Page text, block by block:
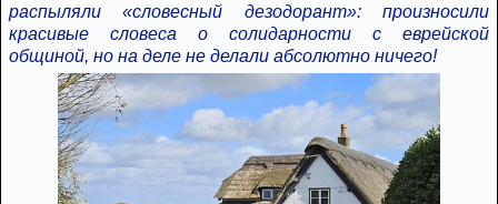
распыляли «словесный дезодорант»: произносили
красивые словеса о солидарности с еврейской
общиной, но на деле не делали абсолютно ничего!